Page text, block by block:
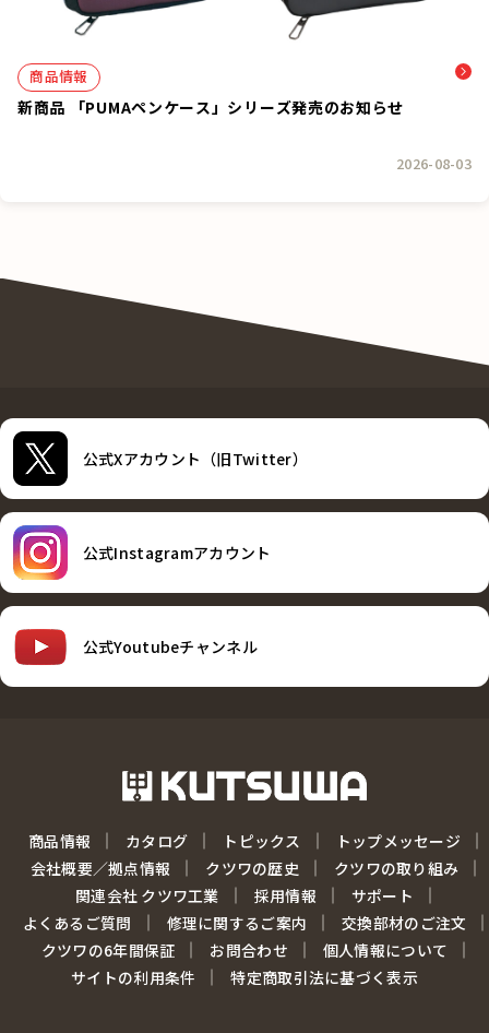
商品情報
新商品 「PUMAペンケース」シリーズ発売のお知らせ
2026-08-03
公式Xアカウント（旧Twitter）
公式Instagramアカウント
公式Youtubeチャンネル
商品情報 カタログ トピックス
トップメッセージ
会社概要／拠点情報
クツワの歴史
クツワの取り組み
関連会社 クツワ工業
採用情報
サポート
よくあるご質問
修理に関するご案内
交換部材のご注文
クツワの6年間保証
お問合わせ
個人情報について
サイトの利用条件
特定商取引法に基づく表示